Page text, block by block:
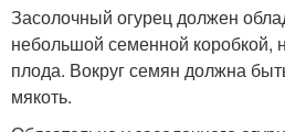
Засолочный огурец должен
небольшой семенной коробкой,
плода. Вокруг семян должна
мякоть.